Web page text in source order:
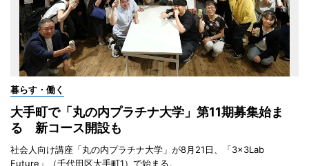
暮らす・働く
大手町で「丸の内プラチナ大学」第11期募集始ま
る 新コース開設も
社会人向け講座「丸の内プラチナ大学」が8月21日、「3×3Lab
Future」（千代田区大手町1）で始まる。